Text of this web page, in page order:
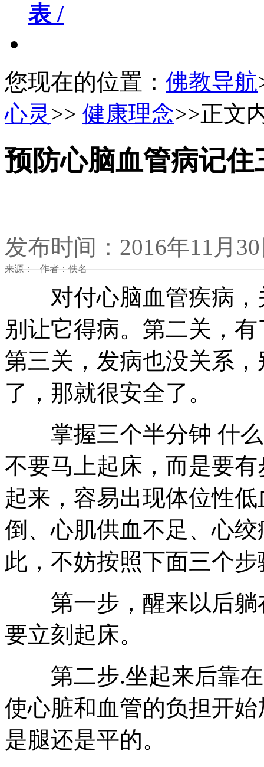
表 /
您现在的位置： 佛教导航
心灵 >> 健康理念>>正文
预防心脑血管病记住
发布时间：2016年11月
来源： 作者：佚名
对付心脑血管疾病，
别让它得病。第二关，
第三关，发病也没关系
了，那就很安全了。
掌握三个半分钟 什么
不要马上起床，而是要
起来，容易出现体位性
倒、心肌供血不足、心
此，不妨按照下面三个
第一步，醒来以后躺
要立刻起床。
第二步.坐起来后靠在
使心脏和血管的负担开
是腿还是平的。